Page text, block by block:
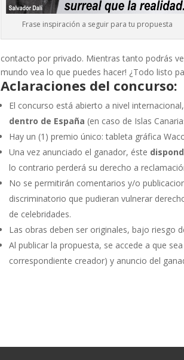
Frase inspiración a seguir para tu propuesta
contacto por privado. Mientras tanto podrás
mundo vea lo que puedes hacer! ¿Todo listo
Aclaraciones del concurso:
El concurso está abierto a nivel
dentro de España (en caso de Islas
Hay un (1) premio único: tableta gráfica
Una vez anunciado el ganador, éste
lo contrario perderá su derecho a
No se permitirán comentarios y/o
discriminatorio que pudieran vulnerar
de celebridades.
Las obras deben ser originales, bajo riesgo
Al publicar la propuesta, se accede a que
correspondiente creador) y anuncio del